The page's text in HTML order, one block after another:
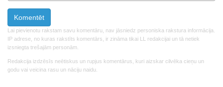
Lai pievienotu rakstam savu komentāru, nav jāsniedz personiska rakstura informācija.
IP adrese, no kuras rakstīts komentārs, ir zināma tikai LL redakcijai un tā netiek
izsniegta trešajām personām.
Redakcija izdzēsīs neētiskus un rupjus komentārus, kuri aizskar cilvēka cieņu un
godu vai veicina rasu un nāciju naidu.